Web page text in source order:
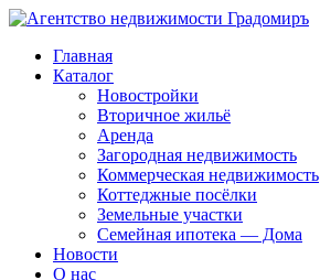
Главная
Каталог
Новостройки
Вторичное жильё
Аренда
Загородная недвижимость
Коммерческая недвижимость
Коттеджные посёлки
Земельные участки
Семейная ипотека — Дома
Новости
О нас